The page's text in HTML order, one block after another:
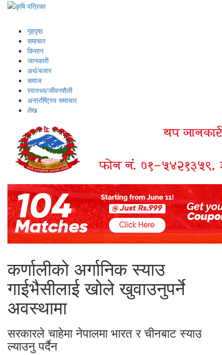
गृहपृष्ठ
समाचार
किसान
जानकारी
अर्थ/बजार
समाज
स्वास्थ्य/जीवनशैली
अन्तर्राष्ट्रिय समाचार
लेख
कर्णालीको अर्गानिक स्याउ
गाईभैसीलाई खोले खुवाउनुपर्ने
अवस्थामा
सरकारले चाहेमा नेपालमा भारत र चीनबाट स्याउ
ल्याउनु पर्दैन